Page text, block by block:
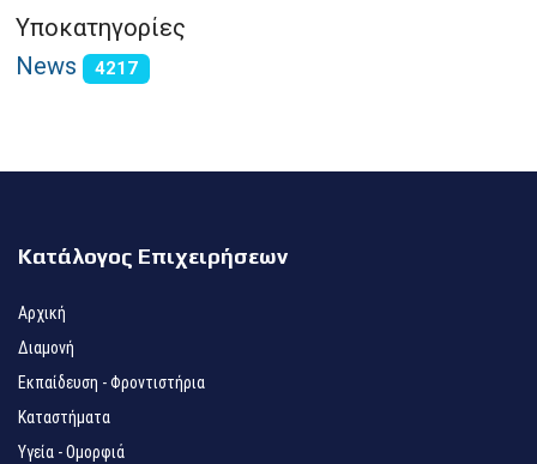
Υποκατηγορίες
News
4217
Κατάλογος Επιχειρήσεων
Αρχική
Διαμονή
Εκπαίδευση - Φροντιστήρια
Καταστήματα
Υγεία - Ομορφιά